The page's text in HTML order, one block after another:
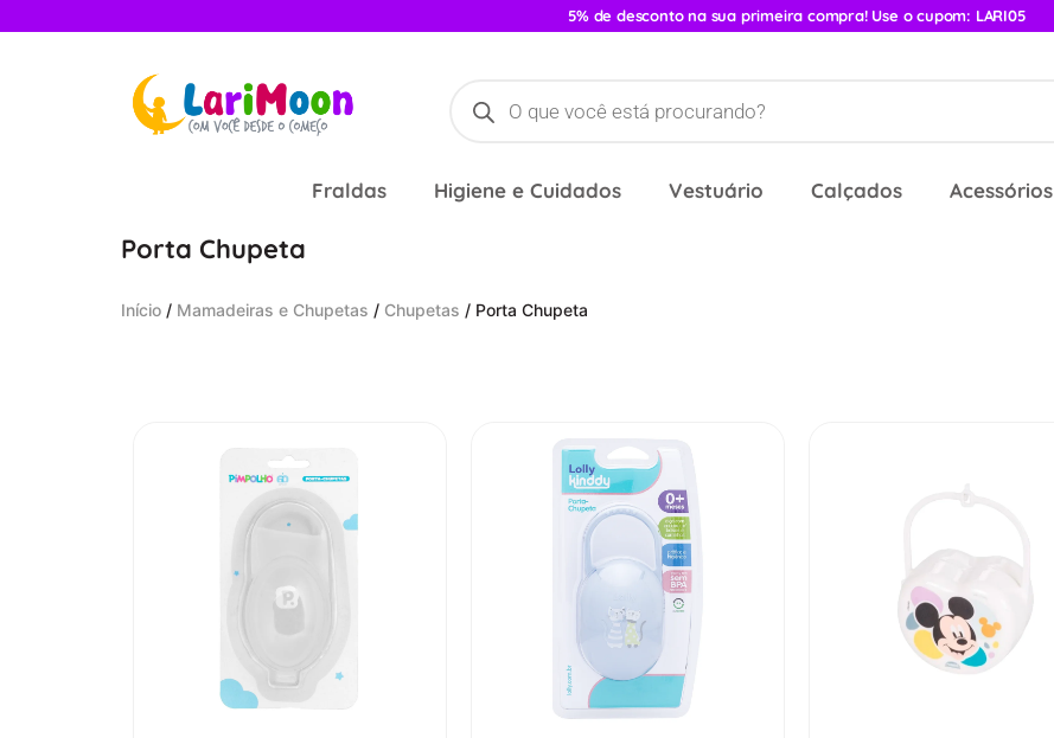
5% de desconto na sua primeira compra! Use o cupom: LARI05
Fraldas Higiene e Cuidados Vestuário Calçados Acessórios
Porta Chupeta
Início / Mamadeiras e Chupetas / Chupetas / Porta Chupeta